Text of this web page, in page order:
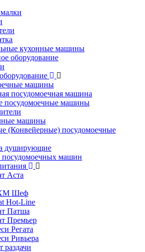
кухонные машины
оборудование
машины
посудомоечная машина
посудомоечные машины
машины
(Конвейерные) посудомоечные
душирующие
посудомоечных машин
Аста
Шеф
Hot-Line
Патша
Премьер
Регата
Ривьера